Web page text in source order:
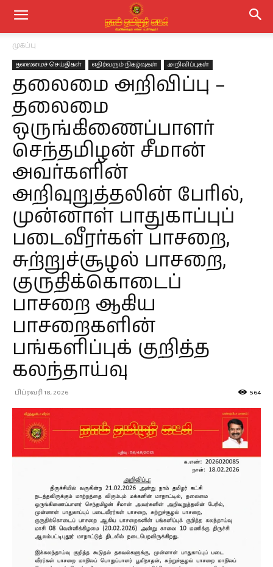
முகப்பு
தலைமைச் செய்திகள் எதிர்வரும் நிகழ்வுகள் அறிவிப்புகள்
தலைமை அறிவிப்பு –
தலைமை
ஒருங்கிணைப்பாளர்
செந்தமிழன் சீமான்
அவர்களின்
அறிவுறுத்தலின் பேரில்,
முன்னாள் பாதுகாப்புப்
படைவீரர்கள் பாசறை,
சுற்றுச்சூழல் பாசறை,
குருதிக்கொடைப்
பாசறை ஆகிய
பாசறைகளின்
பங்களிப்புக் குறித்த
கலந்தாய்வு
பிப்ரவரி 18, 2026 564